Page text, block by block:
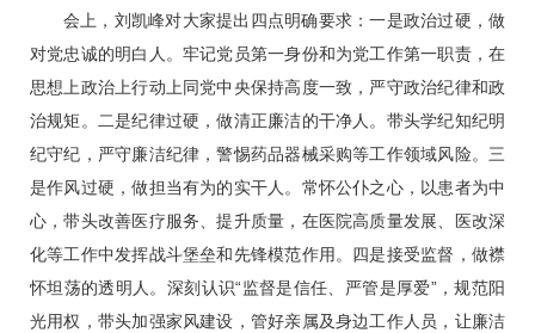
会上，刘凯峰对大家提出四点明确要求：一是政治过硬，做
对党忠诚的明白人。牢记党员第一身份和为党工作第一职责，在
思想上政治上行动上同党中央保持高度一致，严守政治纪律和政
治规矩。二是纪律过硬，做清正廉洁的干净人。带头学纪知纪明
纪守纪，严守廉洁纪律，警惕药品器械采购等工作领域风险。三
是作风过硬，做担当有为的实干人。常怀公仆之心，以患者为中
心，带头改善医疗服务、提升质量，在医院高质量发展、医改深
化等工作中发挥战斗堡垒和先锋模范作用。四是接受监督，做襟
怀坦荡的透明人。深刻认识“监督是信任、严管是厚爱”，规范阳
光用权，带头加强家风建设，管好亲属及身边工作人员，让廉洁